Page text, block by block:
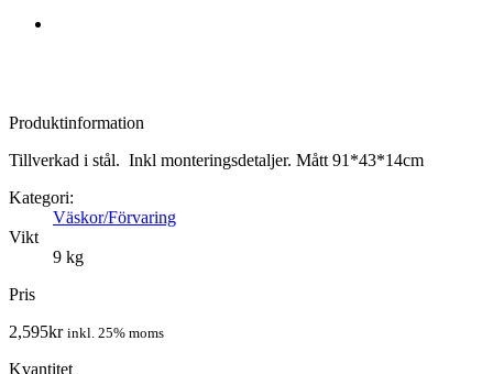
Produktinformation
Tillverkad i stål. Inkl monteringsdetaljer. Mått 91*43*14cm
Kategori:
Väskor/Förvaring
Vikt
9 kg
Pris
2,595kr inkl. 25% moms
Kvantitet